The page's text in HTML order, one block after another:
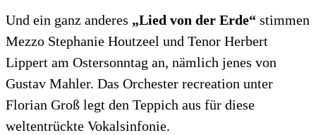
Und ein ganz anderes „Lied von der Erde“ stimmen
Mezzo Stephanie Houtzeel und Tenor Herbert
Lippert am Ostersonntag an, nämlich jenes von
Gustav Mahler. Das Orchester recreation unter
Florian Groß legt den Teppich aus für diese
weltentrückte Vokalsinfonie.